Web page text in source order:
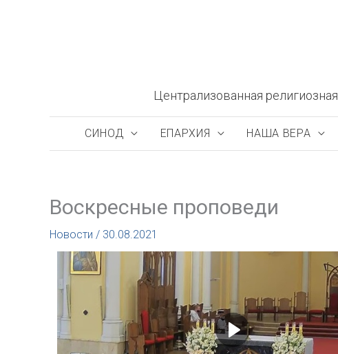
Централизованная
СИНОД ЕПАРХИЯ НАША ВЕРА
Воскресные проповеди
Новости / 30.08.2021